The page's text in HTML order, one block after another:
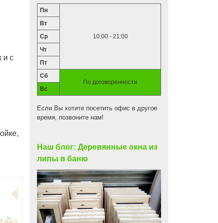
и с
Пн
10:00 - 21:00
Вт
Ср
Чт
Пт
Сб
По договоренности
Вс
Если Вы хотите посетить офис в другое
время, позвоните нам!
Наш блог: Деревянные окна из
липы в баню